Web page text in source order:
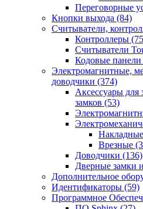
Переговорные
Кнопки выхода (84)
Считыватели,
Контроллеры
Считыватели
Кодовые панели
Электромагнитные,
доводчики (374)
Аксессуары для
замков (53)
Накладные
Врезные
Доводчики (136)
Дверные замки
Дополнительное
Идентификаторы (59)
Программное